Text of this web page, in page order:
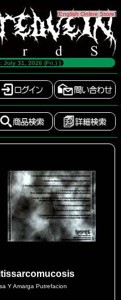
[English Online Store]
July 31, 2026 (Fri.) ]
Y Amarga Putrefacion